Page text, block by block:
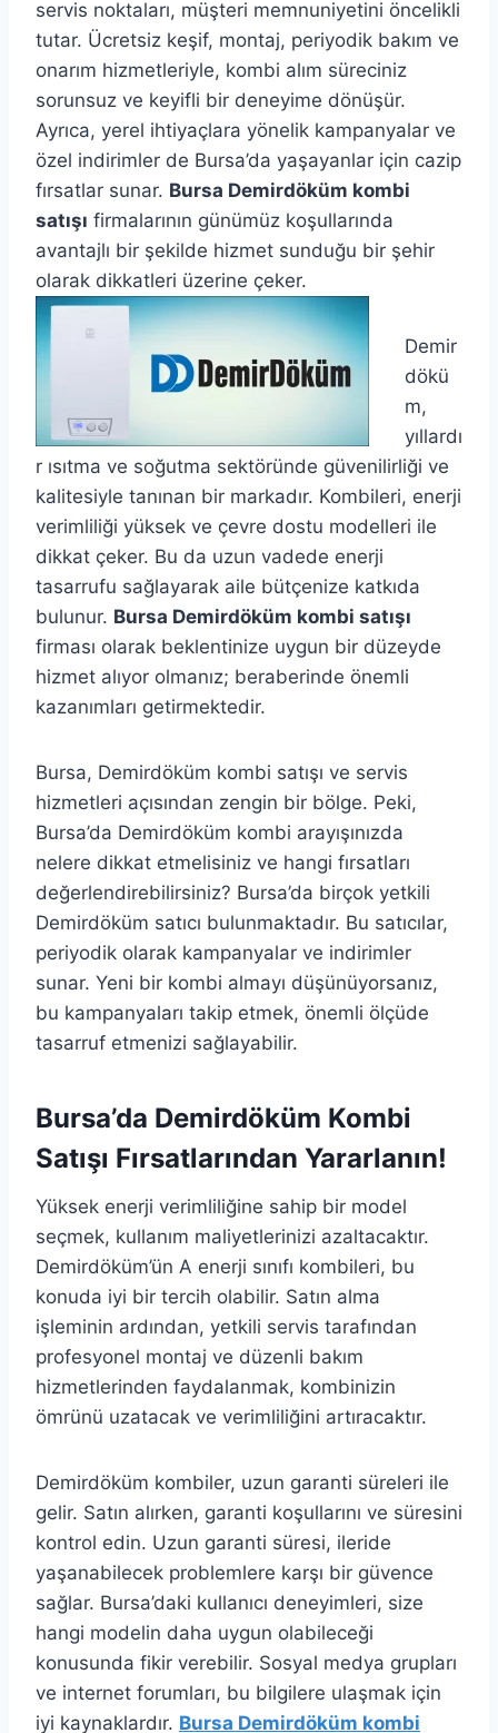
servis noktaları, müşteri memnuniyetini öncelikli
tutar. Ücretsiz keşif, montaj, periyodik bakım ve
onarım hizmetleriyle, kombi alım süreciniz
sorunsuz ve keyifli bir deneyime dönüşür.
Ayrıca, yerel ihtiyaçlara yönelik kampanyalar ve
özel indirimler de Bursa’da yaşayanlar için cazip
fırsatlar sunar. Bursa Demirdöküm kombi
satışı firmalarının günümüz koşullarında
avantajlı bir şekilde hizmet sunduğu bir şehir
olarak dikkatleri üzerine çeker.
Demir
dökü
m,
yıllardı
r ısıtma ve soğutma sektöründe güvenilirliği ve
kalitesiyle tanınan bir markadır. Kombileri, enerji
verimliliği yüksek ve çevre dostu modelleri ile
dikkat çeker. Bu da uzun vadede enerji
tasarrufu sağlayarak aile bütçenize katkıda
bulunur. Bursa Demirdöküm kombi satışı
firması olarak beklentinize uygun bir düzeyde
hizmet alıyor olmanız; beraberinde önemli
kazanımları getirmektedir.
Bursa, Demirdöküm kombi satışı ve servis
hizmetleri açısından zengin bir bölge. Peki,
Bursa’da Demirdöküm kombi arayışınızda
nelere dikkat etmelisiniz ve hangi fırsatları
değerlendirebilirsiniz? Bursa’da birçok yetkili
Demirdöküm satıcı bulunmaktadır. Bu satıcılar,
periyodik olarak kampanyalar ve indirimler
sunar. Yeni bir kombi almayı düşünüyorsanız,
bu kampanyaları takip etmek, önemli ölçüde
tasarruf etmenizi sağlayabilir.
Bursa’da Demirdöküm Kombi
Satışı Fırsatlarından Yararlanın!
Yüksek enerji verimliliğine sahip bir model
seçmek, kullanım maliyetlerinizi azaltacaktır.
Demirdöküm’ün A enerji sınıfı kombileri, bu
konuda iyi bir tercih olabilir. Satın alma
işleminin ardından, yetkili servis tarafından
profesyonel montaj ve düzenli bakım
hizmetlerinden faydalanmak, kombinizin
ömrünü uzatacak ve verimliliğini artıracaktır.
Demirdöküm kombiler, uzun garanti süreleri ile
gelir. Satın alırken, garanti koşullarını ve süresini
kontrol edin. Uzun garanti süresi, ileride
yaşanabilecek problemlere karşı bir güvence
sağlar. Bursa’daki kullanıcı deneyimleri, size
hangi modelin daha uygun olabileceği
konusunda fikir verebilir. Sosyal medya grupları
ve internet forumları, bu bilgilere ulaşmak için
iyi kaynaklardır. Bursa Demirdöküm kombi